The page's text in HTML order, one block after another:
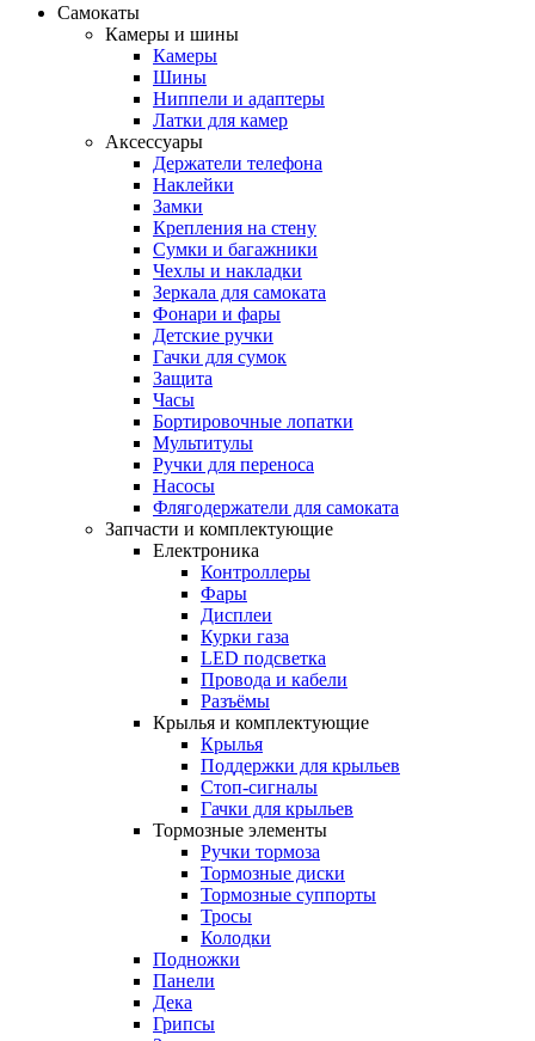
Самокаты
Камеры и шины
Камеры
Шины
Ниппели и адаптеры
Латки для камер
Аксессуары
Держатели телефона
Наклейки
Замки
Крепления на стену
Сумки и багажники
Чехлы и накладки
Зеркала для самоката
Фонари и фары
Детские ручки
Гачки для сумок
Защита
Часы
Бортировочные лопатки
Мультитулы
Ручки для переноса
Насосы
Флягодержатели для самоката
Запчасти и комплектующие
Електроника
Контроллеры
Фары
Дисплеи
Курки газа
LED подсветка
Провода и кабели
Разъёмы
Крылья и комплектующие
Крылья
Поддержки для крыльев
Cтоп-сигналы
Гачки для крыльев
Тормозные элементы
Ручки тормоза
Тормозные диски
Тормозные суппорты
Тросы
Колодки
Подножки
Панели
Дека
Грипсы